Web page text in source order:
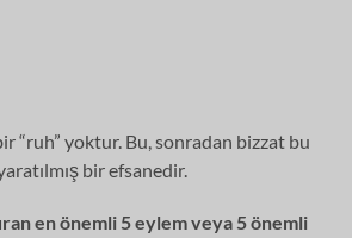
“ruh” yoktur. Bu, sonradan bizzat bu
bir efsanedir.
en önemli 5 eylem veya 5 önemli